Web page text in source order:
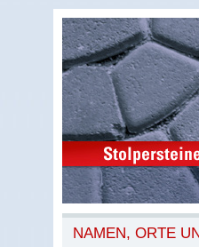
NAMEN, ORTE